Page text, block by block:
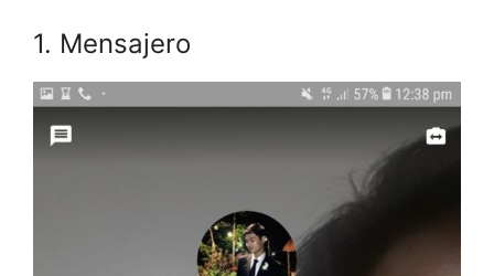
1. Mensajero